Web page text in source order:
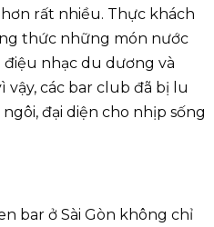
rất nhiều. Thực khách
thức những món nước
nhạc du dương và
vậy, các bar club đã bị lu
đại diện cho nhịp sống
bar ở Sài Gòn không chỉ